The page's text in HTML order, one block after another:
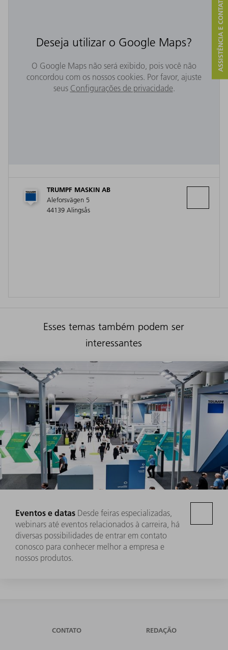
Deseja utilizar o Google Maps?
O Google Maps não será exibido, pois você não
concordou com os nossos cookies. Por favor, ajuste
seus Configurações de privacidade.
TRUMPF MASKIN AB
Aleforsvägen 5
44139 Alingsås
Esses temas também podem ser
interessantes
Eventos e datas Desde feiras especializadas,
webinars até eventos relacionados à carreira, há
diversas possibilidades de entrar em contato
conosco para conhecer melhor a empresa e
nossos produtos.
ASSISTÊNCIA E CONTATO
CONTATO REDAÇÃO